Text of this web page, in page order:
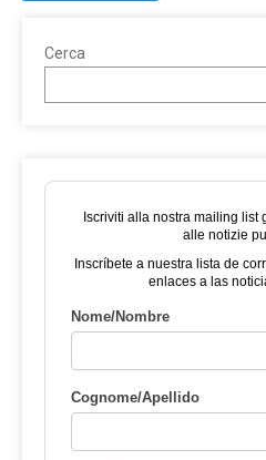
Cerca
Iscriviti alla nostra mailing list
alle notizie
Inscríbete a nuestra lista de
enlaces a las
Nome/Nombre
Cognome/Apellido